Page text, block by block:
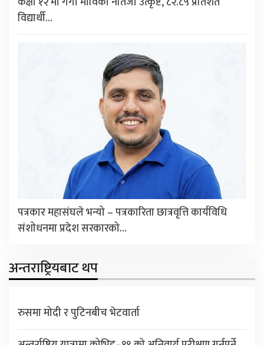
विद्यार्थी…
पत्रकार महासंघले भन्यो – पत्रकारिता छात्रवृत्ति कार्यविधि
संशोधनमा प्रदेश सरकारको…
अन्तराष्ट्रियबाट थप
रुसमा मोदी र पुटिनबीच भेटवार्ता